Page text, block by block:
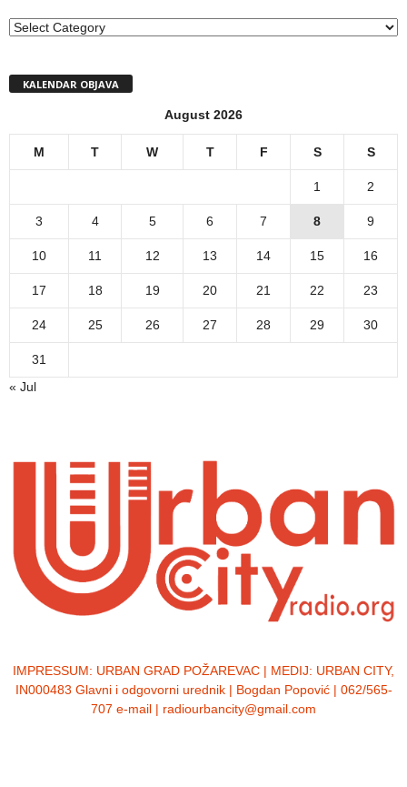
MENI
KALENDAR OBJAVA
August 2026
M T W T F S S
1 2
3 4 5 6 7 8 9
10 11 12 13 14 15 16
17 18 19 20 21 22 23
24 25 26 27 28 29 30
31
« Jul
IMPRESSUM: URBAN GRAD POŽAREVAC | MEDIJ: URBAN CITY,
IN000483 Glavni i odgovorni urednik | Bogdan Popović | 062/565-
707 e-mail | radiourbancity@gmail.com